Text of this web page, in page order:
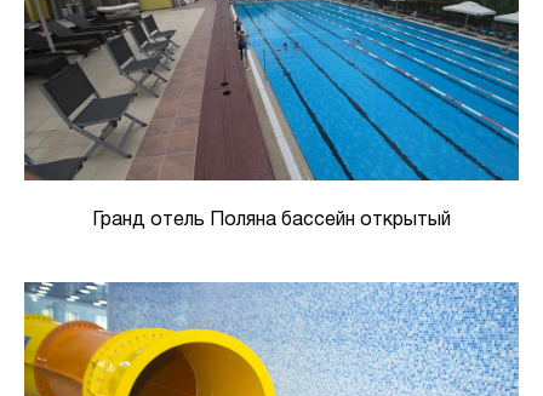
Гранд отель Поляна бассейн открытый